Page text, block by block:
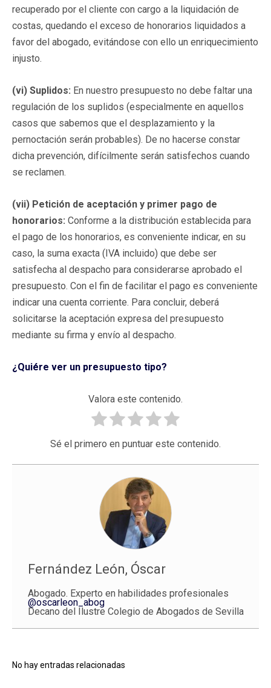
recuperado por el cliente con cargo a la liquidación de
costas, quedando el exceso de honorarios liquidados a
favor del abogado, evitándose con ello un enriquecimiento
injusto.
(vi) Suplidos: En nuestro presupuesto no debe faltar una
regulación de los suplidos (especialmente en aquellos
casos que sabemos que el desplazamiento y la
pernoctación serán probables). De no hacerse constar
dicha prevención, difícilmente serán satisfechos cuando
se reclamen.
(vii) Petición de aceptación y primer pago de
honorarios: Conforme a la distribución establecida para
el pago de los honorarios, es conveniente indicar, en su
caso, la suma exacta (IVA incluido) que debe ser
satisfecha al despacho para considerarse aprobado el
presupuesto. Con el fin de facilitar el pago es conveniente
indicar una cuenta corriente. Para concluir, deberá
solicitarse la aceptación expresa del presupuesto
mediante su firma y envío al despacho.
¿Quiére ver un presupuesto tipo?
Valora este contenido.
Sé el primero en puntuar este contenido.
Fernández León, Óscar
Abogado. Experto en habilidades profesionales
@oscarleon_abog
Decano del Ilustre Colegio de Abogados de Sevilla
No hay entradas relacionadas